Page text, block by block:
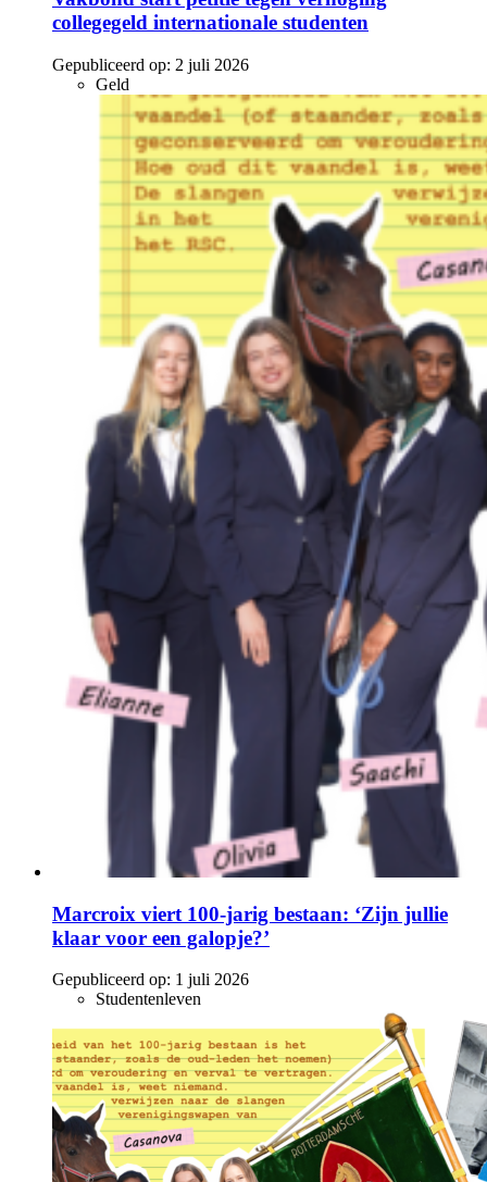
collegegeld internationale studenten
Gepubliceerd op: 2 juli 2026
Geld
Marcroix viert 100-jarig bestaan: ‘Zijn jullie
klaar voor een galopje?’
Gepubliceerd op: 1 juli 2026
Studentenleven